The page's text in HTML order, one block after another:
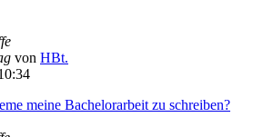
von HBt.
meine Bachelorarbeit zu schreiben?